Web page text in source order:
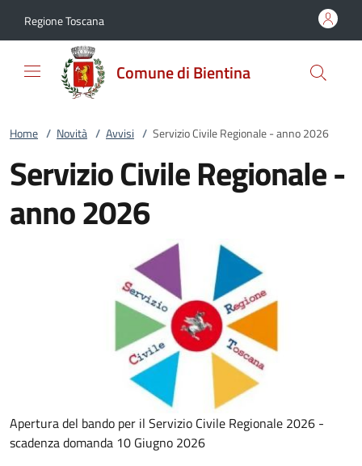
Regione Toscana
Comune di Bientina
Home / Novità / Avvisi / Servizio Civile Regionale - anno 2026
Servizio Civile Regionale -
anno 2026
Apertura del bando per il Servizio Civile Regionale 2026 -
scadenza domanda 10 Giugno 2026